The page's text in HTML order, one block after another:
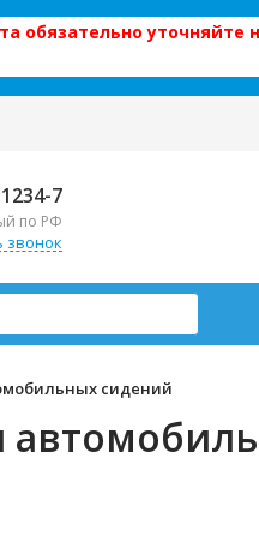
обязательно уточняйте
7
по РФ
звонок
сидений